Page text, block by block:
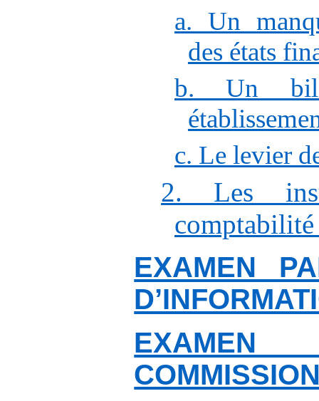
a. Un
des états
b. Un
c. Le levier
2. Les
EXAMEN